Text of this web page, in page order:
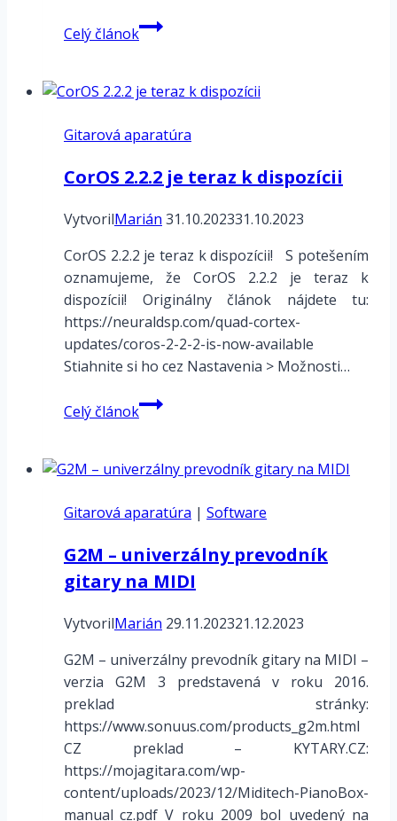
Celý článokChránené
heslom:
Photo
–
návod
Gitarová aparatúra
CorOS 2.2.2 je teraz k dispozícii
VytvorilMarián 31.10.202331.10.2023
CorOS 2.2.2 je teraz k dispozícii! S potešením
oznamujeme, že CorOS 2.2.2 je teraz k
dispozícii! Originálny článok nájdete tu:
https://neuraldsp.com/quad-cortex-
updates/coros-2-2-2-is-now-available
Stiahnite si ho cez Nastavenia > Možnosti…
Celý článokCorOS
2.2.2
teraz
dispozícii
Gitarová aparatúra | Software
G2M – univerzálny prevodník
gitary na MIDI
VytvorilMarián 29.11.202321.12.2023
G2M – univerzálny prevodník gitary na MIDI –
verzia G2M 3 predstavená v roku 2016.
preklad stránky:
https://www.sonuus.com/products_g2m.html
CZ preklad – KYTARY.CZ:
https://mojagitara.com/wp-
content/uploads/2023/12/Miditech-PianoBox-
manual_cz.pdf V roku 2009 bol uvedený na